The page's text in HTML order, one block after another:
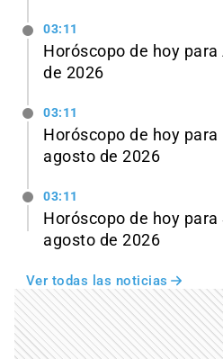
03:11
Horóscopo de hoy
de 2026
03:11
Horóscopo de hoy
agosto de 2026
03:11
Horóscopo de hoy
agosto de 2026
Ver todas las noticias